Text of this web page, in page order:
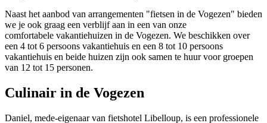
Naast het aanbod van arrangementen "fietsen in de Vogezen" bieden
we je ook graag een verblijf aan in een van onze
comfortabele vakantiehuizen in de Vogezen. We beschikken over
een 4 tot 6 persoons vakantiehuis en een 8 tot 10 persoons
vakantiehuis en beide huizen zijn ook samen te huur voor groepen
van 12 tot 15 personen.
Culinair in de Vogezen
Daniel, mede-eigenaar van fietshotel Libelloup, is een professionele